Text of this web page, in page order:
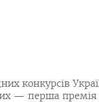
конкурсів
— перша премія